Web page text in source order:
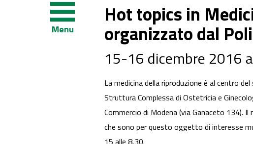
Menu
Hot topics in
organizzato dal
15-16 dicembre 2016
La medicina della riproduzione è al centro
Struttura Complessa di Ostetricia e
Commercio di Modena (via Ganaceto 134).
che sono per questo oggetto di interesse
15 alle 8,30.